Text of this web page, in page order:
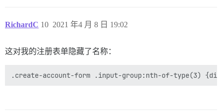
RichardC 2021 年4 月 8 日 19:02
10
这对我的注册表单隐藏了名称：